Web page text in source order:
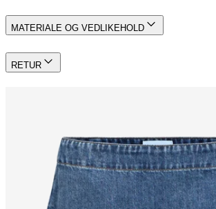
MATERIALE OG VEDLIKEHOLD
RETUR